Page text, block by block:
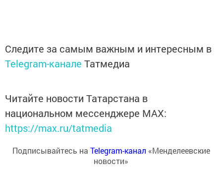
Следите за самым важным и интересным в
Telegram-канале Татмедиа
Читайте новости Татарстана в
национальном мессенджере MАХ:
https://max.ru/tatmedia
Подписывайтесь на Telegram-канал «Менделеевские
новости»